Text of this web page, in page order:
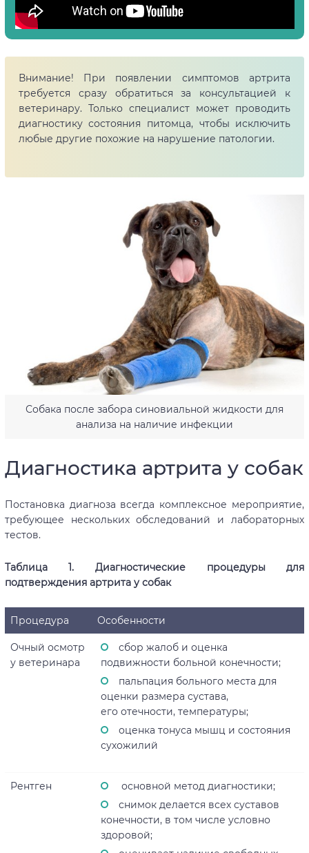
Внимание! При появлении симптомов артрита
требуется сразу обратиться за консультацией к
ветеринару. Только специалист может проводить
диагностику состояния питомца, чтобы исключить
любые другие похожие на нарушение патологии.
Собака после забора синовиальной жидкости для
анализа на наличие инфекции
Диагностика артрита у собак
Постановка диагноза всегда комплексное мероприятие,
требующее нескольких обследований и лабораторных
тестов.
Таблица 1. Диагностические процедуры для
подтверждения артрита у собак
Процедура Особенности
Очный осмотр
у ветеринара
сбор жалоб и оценка
подвижности больной конечности;
пальпация больного места для
оценки размера сустава,
его отечности, температуры;
оценка тонуса мышц и состояния
сухожилий
Рентген
основной метод диагностики;
снимок делается всех суставов
конечности, в том числе условно
здоровой;